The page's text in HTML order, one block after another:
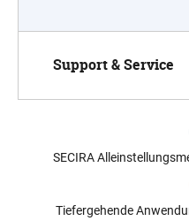
Support & Service
SECIRA
Tiefergehende